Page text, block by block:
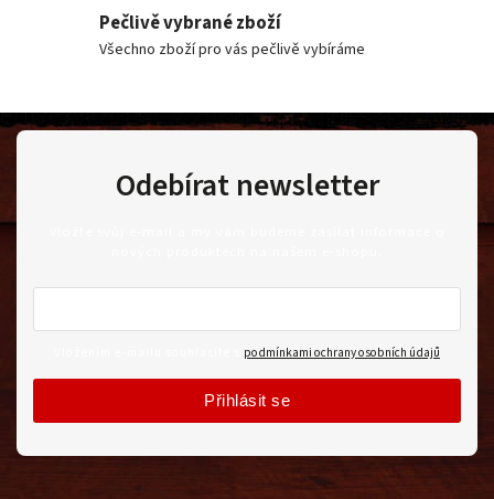
Pečlivě vybrané zboží
Všechno zboží pro vás pečlivě vybíráme
Odebírat newsletter
podmínkami ochrany osobních údajů
Přihlásit se